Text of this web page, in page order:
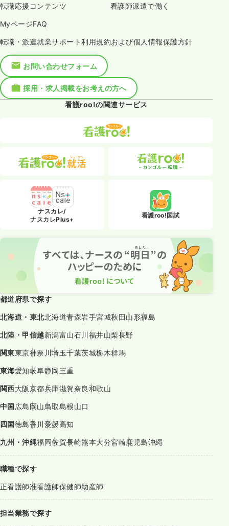
転職応援コンテンツ 看護師派遣で働く
MyページFAQ
転職・派遣就業サポート利用規約および個人情報保護方針
お問い合わせフォーム
採用・求人掲載をお考えの方へ
看護roo!の関連サービス
ナスカレ/
ナスカレPlus+
看護roo!国試
都道府県で探す
北海道・東北北海道青森岩手宮城秋田山形福島
北陸・甲信越新潟富山石川福井山梨長野
関東東京神奈川埼玉千葉茨城栃木群馬
東海愛知岐阜静岡三重
関西大阪京都兵庫滋賀奈良和歌山
中国広島岡山鳥取島根山口
四国徳島香川愛媛高知
九州・沖縄福岡佐賀長崎熊本大分宮崎鹿児島沖縄
職種で探す
正看護師准看護師保健師助産師
担当業務で探す